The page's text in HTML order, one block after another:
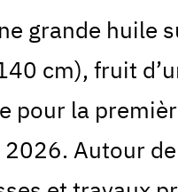
grande huile
cm), fruit
pour la
2026. Autour